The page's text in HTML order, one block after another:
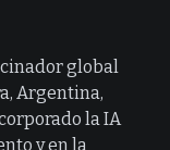
global
Argentina,
la IA
y en la